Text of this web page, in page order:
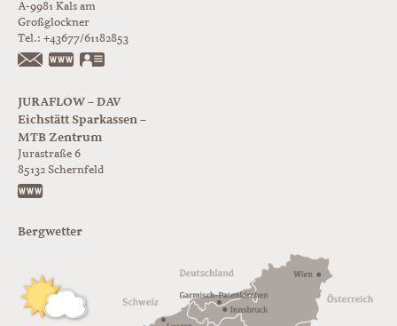
A-9981 Kals am
Großglockner
Tel.: +43677/61182853
https://www.glorer-huette.at/
JURAFLOW – DAV
Eichstätt Sparkassen –
MTB Zentrum
Jurastraße 6
85132 Schernfeld
Bergwetter